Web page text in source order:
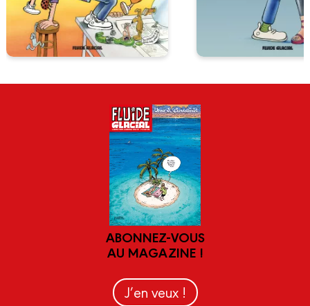
ABONNEZ-VOUS
AU MAGAZINE !
J’en veux !